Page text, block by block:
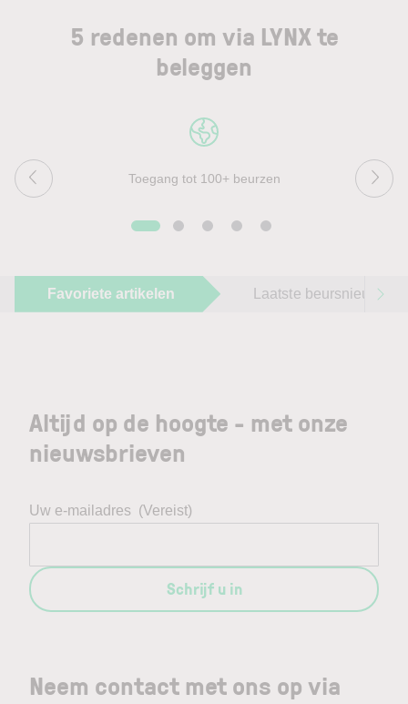
5 redenen om via LYNX te
beleggen
Toegang tot 100+ beurzen
Favoriete artikelen Laatste beursnieuws
Neem contact met ons op via
Altijd op de hoogte - met onze
nieuwsbrieven
Uw e-mailadres (Vereist)
Schrijf u in